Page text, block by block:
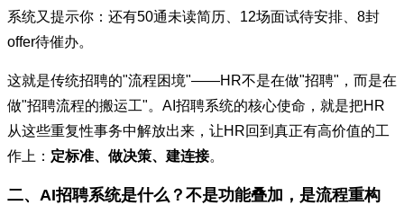
系统又提示你：还有50通未读简历、12场面试待安排、8封
offer待催办。
这就是传统招聘的"流程困境"——HR不是在做"招聘"，而是在
做"招聘流程的搬运工"。AI招聘系统的核心使命，就是把HR
从这些重复性事务中解放出来，让HR回到真正有高价值的工
作上： 定标准、做决策、建连接。
二、AI招聘系统是什么？不是功能叠加，是流程重构